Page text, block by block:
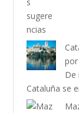
De
Cataluña se